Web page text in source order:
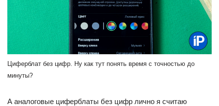
Циферблат без цифр. Ну как тут понять время с точностью до
минуты?
А аналоговые циферблаты без цифр лично я считаю